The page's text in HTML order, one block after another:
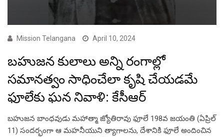
Mission Telangana April 10, 2024
బహుజన కులాలు అన్ని రంగాల్లో
సమానత్వం సాధించేలా కృషి చేయడమే
ఫూలేకు ఘన నివాళి: కేసీఆర్
బహుజన బాంధవుడు మహాత్మా జ్యోతిరావు ఫూలే 198వ జయంతి (ఏప్రిల్
11) సందర్భంగా ఆ మహనీయుని త్యాగాలను, దేశానికి ఫూలే అందించిన